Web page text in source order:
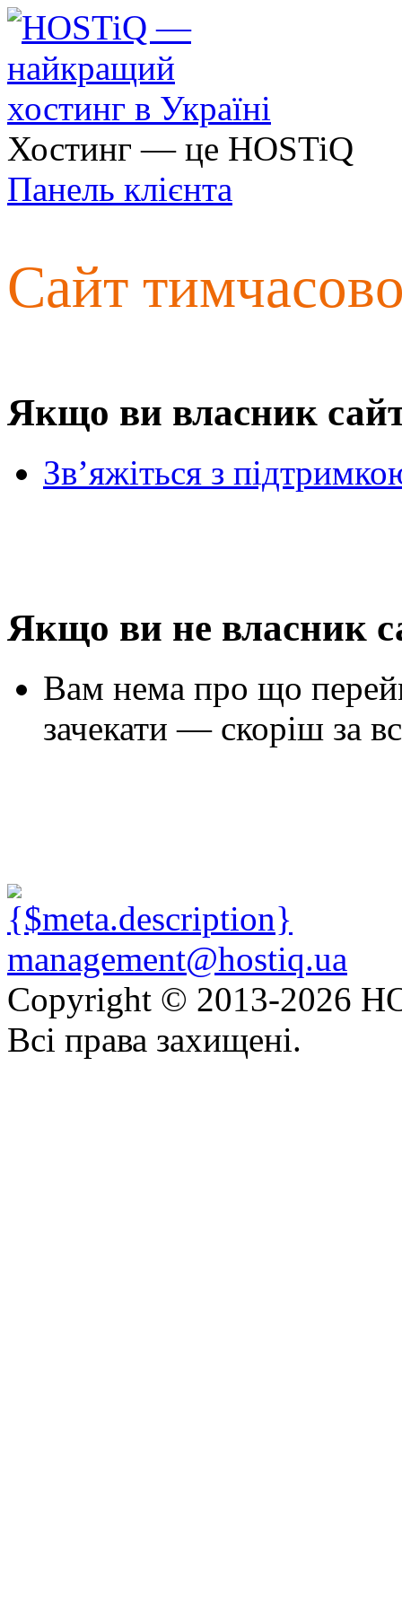
Хостинг — це HOSTiQ
Панель клієнта
Сайт
Якщо ви власник
Зв’яжіться з
Якщо ви не власник
Вам нема про що
зачекати — скоріш за
management@hostiq.ua
Copyright © 2013-2026
Всі права захищені.